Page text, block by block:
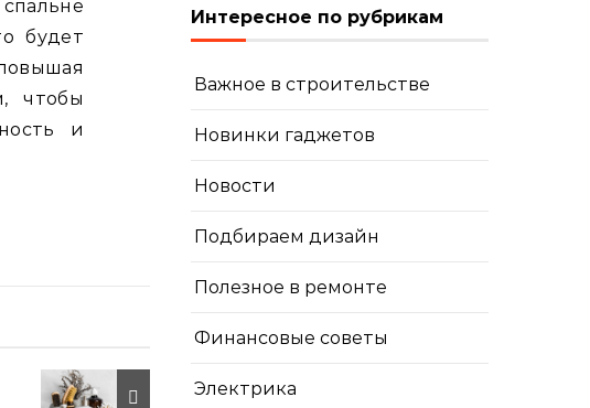
будет
чтобы
и
Интересное по рубрикам
Важное в строительстве
Новинки гаджетов
Новости
Подбираем дизайн
Полезное в ремонте
Финансовые советы
Электрика